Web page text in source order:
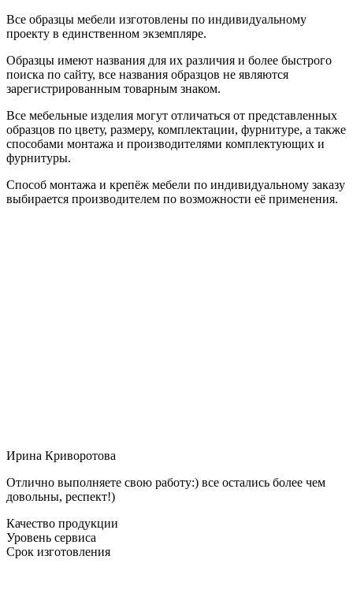
Все образцы мебели изготовлены по индивидуальному
проекту в единственном экземпляре.
Образцы имеют названия для их различия и более быстрого
поиска по сайту, все названия образцов не являются
зарегистрированным товарным знаком.
Все мебельные изделия могут отличаться от представленных
образцов по цвету, размеру, комплектации, фурнитуре, а также
способами монтажа и производителями комплектующих и
фурнитуры.
Способ монтажа и крепёж мебели по индивидуальному заказу
выбирается производителем по возможности её применения.
Ирина Криворотова
Отлично выполняете свою работу:) все остались более чем
довольны, респект!)
Качество продукции
Уровень сервиса
Срок изготовления